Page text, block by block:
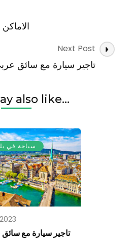
Next Post
تاجير سيارة مع سائق
also like...
سياحة في
تاجير سيارة مع